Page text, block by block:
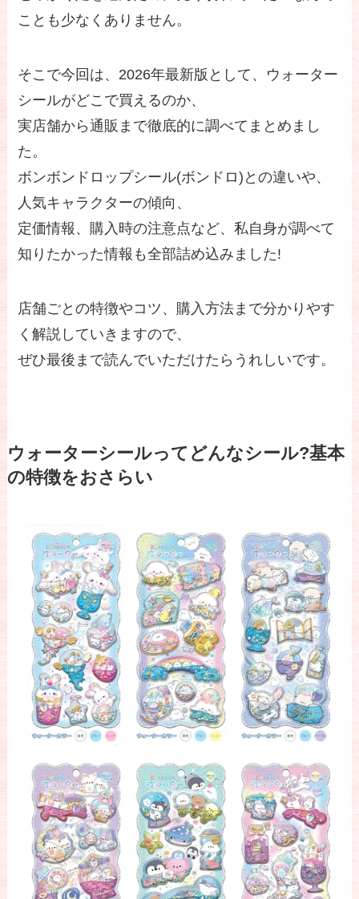
ことも少なくありません。
そこで今回は、2026年最新版として、ウォーター
シールがどこで買えるのか、
実店舗から通販まで徹底的に調べてまとめまし
た。
ボンボンドロップシール(ボンドロ)との違いや、
人気キャラクターの傾向、
定価情報、購入時の注意点など、私自身が調べて
知りたかった情報も全部詰め込みました!
店舗ごとの特徴やコツ、購入方法まで分かりやす
く解説していきますので、
ぜひ最後まで読んでいただけたらうれしいです。
ウォーターシールってどんなシール?基本
の特徴をおさらい